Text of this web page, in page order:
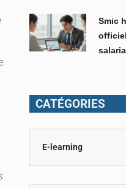
Smic
CATÉGORIES
E-learning